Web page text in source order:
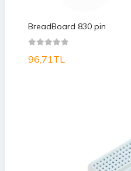
BreadBoard 830 pin
96,71TL